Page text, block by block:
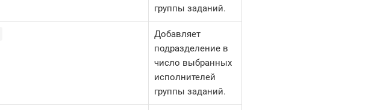
группы заданий.
Добавляет
подразделение в
число выбранных
исполнителей
группы заданий.